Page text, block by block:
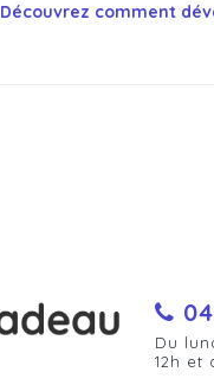
Découvrez comment
Du
12h et